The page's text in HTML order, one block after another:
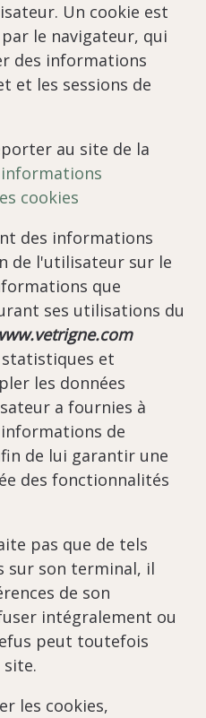
Un cookie est
le navigateur, qui
des informations
et les sessions de
au site de la
cookies
des informations
de l'utilisateur sur le
que
ses utilisations du
et
les données
a fournies à
de
de lui garantir une
des fonctionnalités
pas que de tels
sur son terminal, il
de son
intégralement ou
peut toutefois
les cookies,